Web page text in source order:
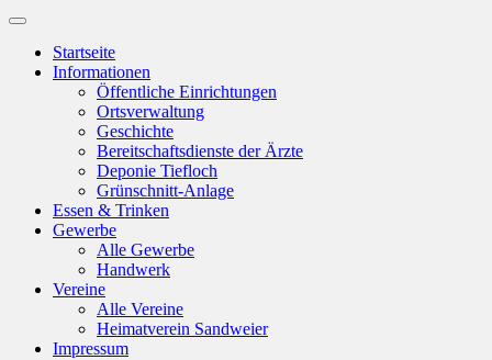
Suchfeld
ein-/ausblenden
Startseite
Informationen
Öffentliche Einrichtungen
Ortsverwaltung
Geschichte
Bereitschaftsdienste der Ärzte
Deponie Tiefloch
Grünschnitt-Anlage
Essen & Trinken
Gewerbe
Alle Gewerbe
Handwerk
Vereine
Alle Vereine
Heimatverein Sandweier
Impressum